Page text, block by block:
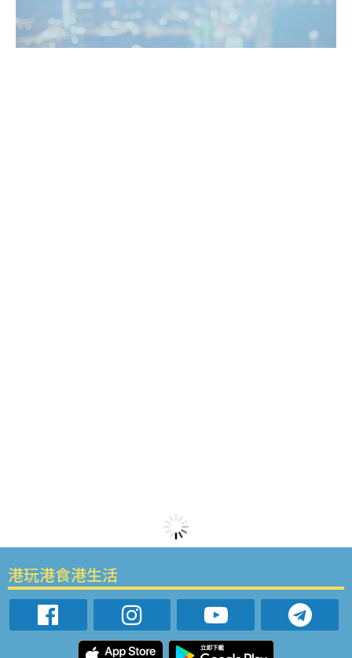
港玩港食港生活